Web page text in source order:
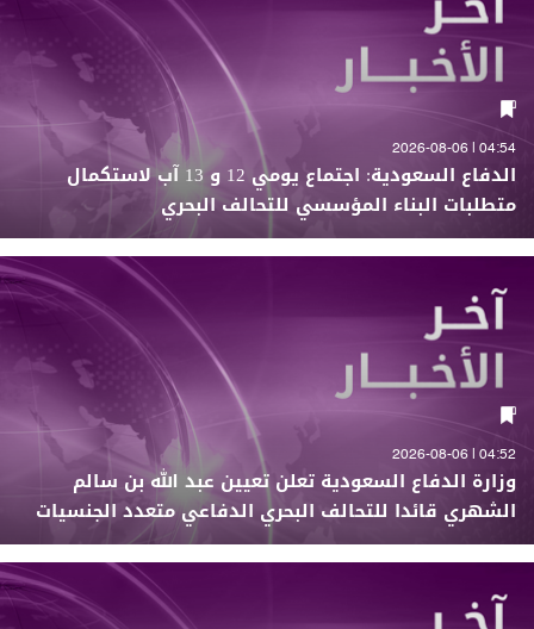
04:54 | 2026-08-06
الدفاع السعودية: اجتماع يومي 12 و 13 آب لاستكمال
متطلبات البناء المؤسسي للتحالف البحري
04:52 | 2026-08-06
وزارة الدفاع السعودية تعلن تعيين عبد الله بن سالم
الشهري قائدا للتحالف البحري الدفاعي متعدد الجنسيات